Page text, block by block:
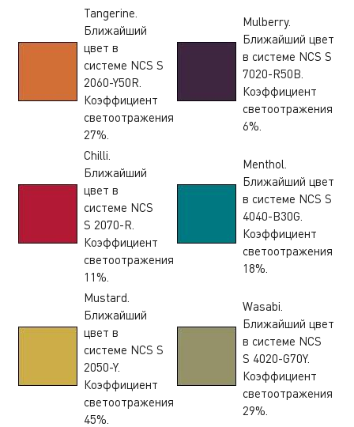
Tangerine.
Ближайший
цвет в
системе NCS S
2060-Y50R.
Коэффициент
светоотражения
27%.
Mulberry.
Ближайший цвет
в системе NCS S
7020-R50B.
Коэффициент
светоотражения
6%.
Chilli.
Ближайший
цвет в
системе NCS
S 2070-R.
Коэффициент
светоотражения
11%.
Menthol.
Ближайший цвет
в системе NCS S
4040-B30G.
Коэффициент
светоотражения
18%.
Mustard.
Ближайший
цвет в
системе NCS S
2050-Y.
Коэффициент
светоотражения
45%.
Wasabi.
Ближайший цвет
в системе NCS
S 4020-G70Y.
Коэффициент
светоотражения
29%.